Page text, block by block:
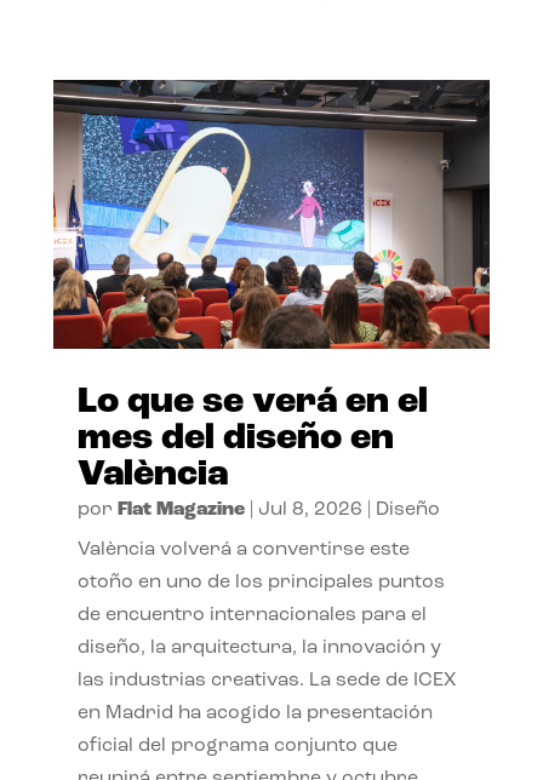
Lo que se verá en el
mes del diseño en
València
por Flat Magazine| Jul 8, 2026 Diseño
València volverá a convertirse este
otoño en uno de los principales puntos
de encuentro internacionales para el
diseño, la arquitectura, la innovación y
las industrias creativas. La sede de ICEX
en Madrid ha acogido la presentación
oficial del programa conjunto que